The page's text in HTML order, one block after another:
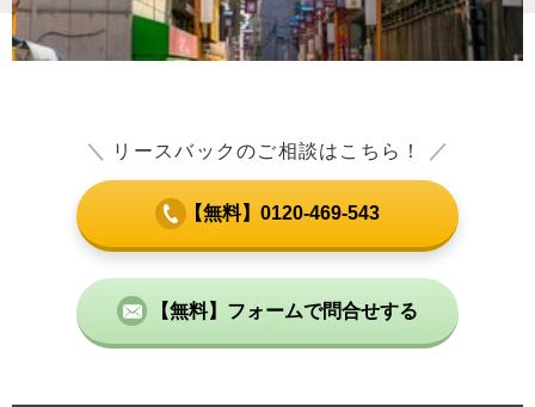
＼ リースバックのご相談はこちら！ ／
【無料】0120-469-543
【無料】フォームで問合せする